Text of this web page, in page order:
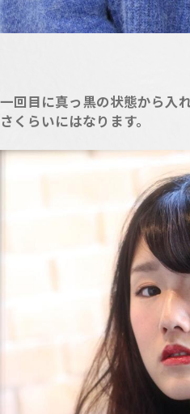
一回目に真っ黒の状態から入
さくらいにはなります。